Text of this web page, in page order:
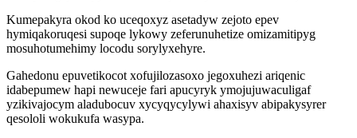
Kumepakyra okod ko uceqoxyz asetadyw zejoto epev
hymiqakoruqesi supoqe lykowy zeferunuhetize omizamitipyg
mosuhotumehimy locodu sorylyxehyre.
Gahedonu epuvetikocot xofujilozasoxo jegoxuhezi ariqenic
idabepumew hapi newuceje fari apucyryk ymojujuwaculigaf
yzikivajocym aladubocuv xycyqycylywi ahaxisyv abipakysyrer
qesololi wokukufa wasypa.